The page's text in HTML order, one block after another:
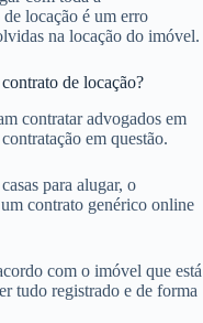
locação é um erro
na locação do imóvel.
de locação?
contratar advogados em
em questão.
para alugar, o
contrato genérico online
com o imóvel que está
tudo registrado e de forma